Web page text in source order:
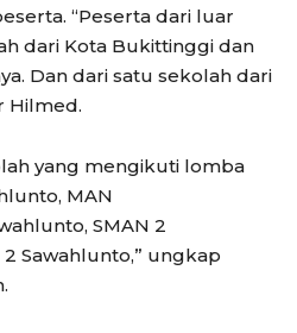
“Peserta dari luar
dari Kota Bukittinggi dan
Dan dari satu sekolah dari
Hilmed.
yang mengikuti lomba
MAN
SMAN 2
Sawahlunto,” ungkap